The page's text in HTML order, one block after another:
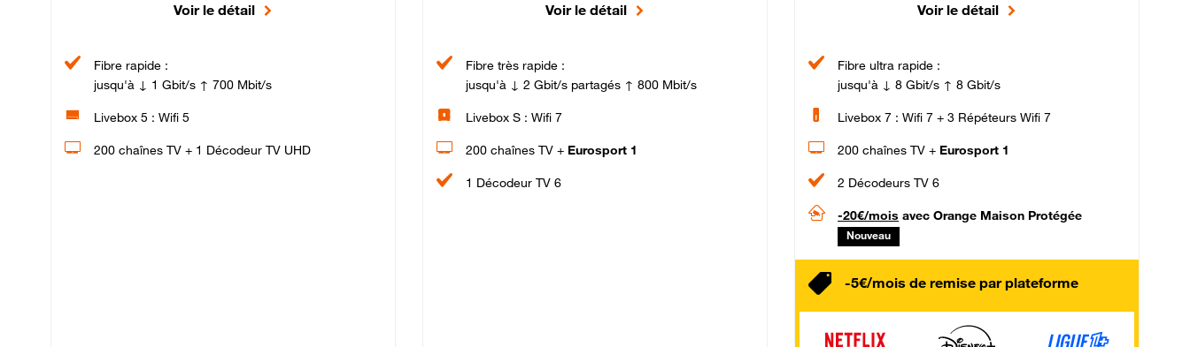
Voir le détail
Fibre rapide :
jusqu'à ↓ 1 Gbit/s ↑ 700 Mbit/s
Livebox 5 : Wifi 5
200 chaînes TV + 1 Décodeur TV UHD
Voir le détail
Fibre très rapide :
jusqu'à ↓ 2 Gbit/s partagés ↑ 800 Mbit/s
Livebox S : Wifi 7
200 chaînes TV + Eurosport 1
1 Décodeur TV 6
Voir le détail
Fibre ultra rapide :
jusqu'à ↓ 8 Gbit/s ↑ 8 Gbit/s
Livebox 7 : Wifi 7 + 3 Répéteurs Wifi 7
200 chaînes TV + Eurosport 1
2 Décodeurs TV 6
-20€/mois avec Orange Maison Protégée
Nouveau
-5€/mois de remise par plateforme